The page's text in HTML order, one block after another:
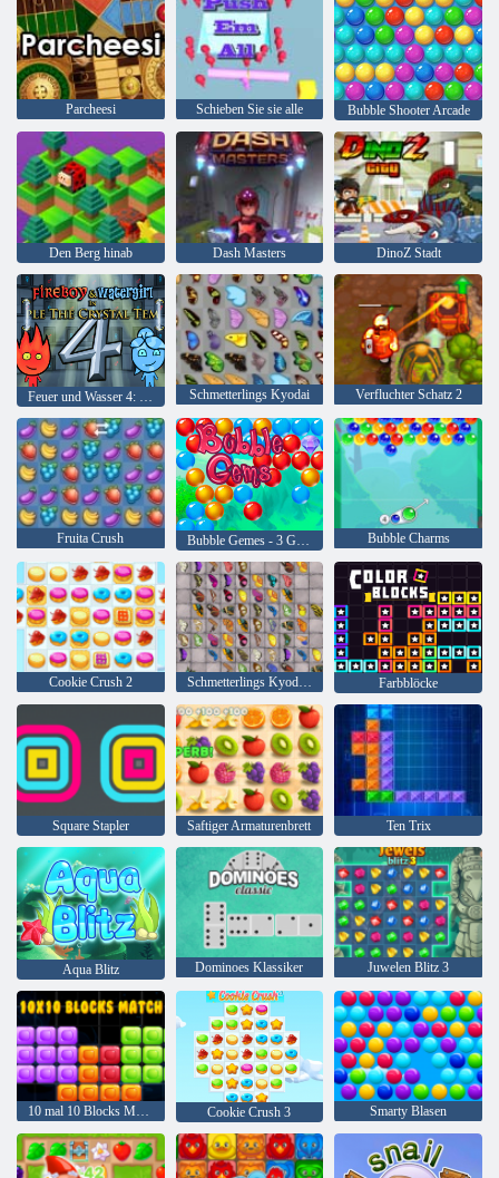
Parcheesi Schieben Sie sie alle Bubble Shooter Arcade
Den Berg hinab Dash Masters DinoZ Stadt
Schmetterlings Kyodai Verfluchter Schatz 2
Fruita Crush Bubble Charms
Cookie Crush 2 Schmetterlings Kyodai HD Farbblöcke
Square Stapler Saftiger Armaturenbrett Ten Trix
Aqua Blitz Dominoes Klassiker Juwelen Blitz 3
10 mal 10 Blocks Match Cookie Crush 3 Smarty Blasen